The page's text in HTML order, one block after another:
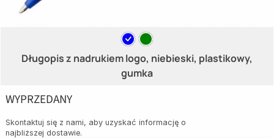
Długopis z nadrukiem logo, niebieski, plastikowy,
gumka
WYPRZEDANY
Skontaktuj się z nami, aby uzyskać informację o
najbliższej dostawie.